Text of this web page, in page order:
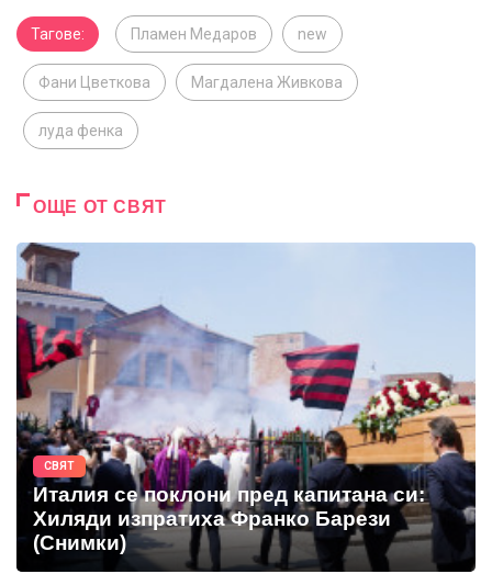
Тагове: Пламен Медаров new
Фани Цветкова Магдалена Живкова
луда фенка
ОЩЕ ОТ СВЯТ
СВЯТ
Италия се поклони пред капитана си:
Хиляди изпратиха Франко Барези
(Снимки)